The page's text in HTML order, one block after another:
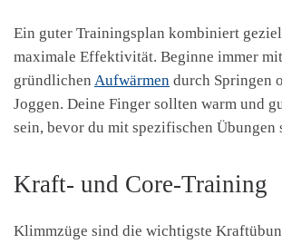
Ein guter Trainingsplan kombiniert
maximale Effektivität. Beginne immer
gründlichen Aufwärmen durch Springen
Joggen. Deine Finger sollten warm und
sein, bevor du mit spezifischen Übungen
Kraft- und Core-Training
Klimmzüge sind die wichtigste